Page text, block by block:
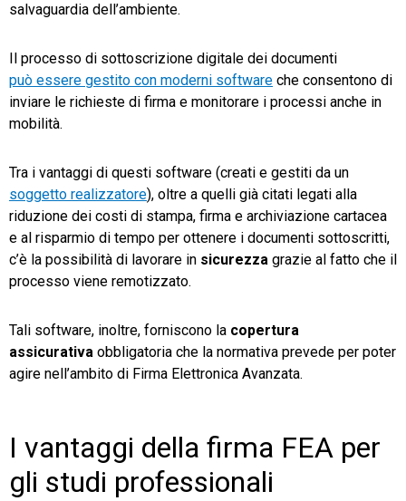
salvaguardia dell’ambiente.
Il processo di sottoscrizione digitale dei documenti
può essere gestito con moderni software che consentono di
inviare le richieste di firma e monitorare i processi anche in
mobilità.
Tra i vantaggi di questi software (creati e gestiti da un
soggetto realizzatore), oltre a quelli già citati legati alla
riduzione dei costi di stampa, firma e archiviazione cartacea
e al risparmio di tempo per ottenere i documenti sottoscritti,
c’è la possibilità di lavorare in sicurezza grazie al fatto che il
processo viene remotizzato.
Tali software, inoltre, forniscono la copertura
assicurativa obbligatoria che la normativa prevede per poter
agire nell’ambito di Firma Elettronica Avanzata.
I vantaggi della firma FEA per
gli studi professionali